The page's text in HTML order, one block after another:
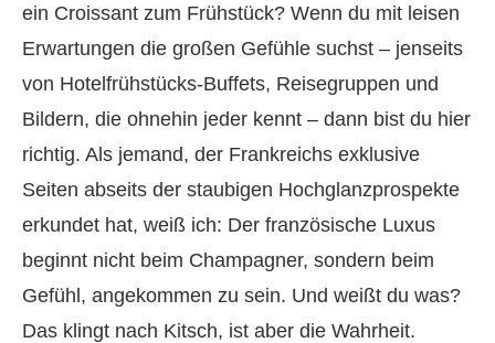
ein Croissant zum Frühstück? Wenn du mit leisen
Erwartungen die großen Gefühle suchst – jenseits
von Hotelfrühstücks-Buffets, Reisegruppen und
Bildern, die ohnehin jeder kennt – dann bist du hier
richtig. Als jemand, der Frankreichs exklusive
Seiten abseits der staubigen Hochglanzprospekte
erkundet hat, weiß ich: Der französische Luxus
beginnt nicht beim Champagner, sondern beim
Gefühl, angekommen zu sein. Und weißt du was?
Das klingt nach Kitsch, ist aber die Wahrheit.